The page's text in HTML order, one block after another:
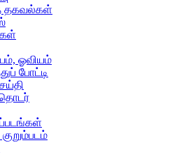
தகவல்கள்
ஓவியம்
போட்டி